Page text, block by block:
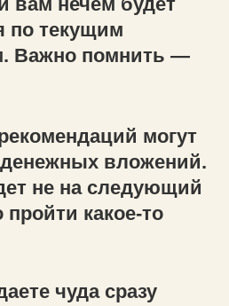
по текущим
Важно помнить —
могут
вложений.
не на следующий
какое-то
чуда сразу